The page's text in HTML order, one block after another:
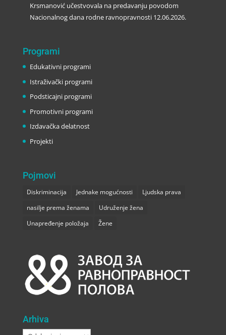
Krsmanović učestvovala na predavanju povodom
Nacionalnog dana rodne ravnopravnosti 12.06.2026.
Programi
Edukativni programi
Istraživački programi
Podsticajni programi
Promotivni programi
Izdavačka delatnost
Projekti
Pojmovi
Diskriminacija Jednake mogućnosti
Ljudska prava
nasilje prema ženama
Udruženje žena
Unapređenje položaja
Žene
Arhiva